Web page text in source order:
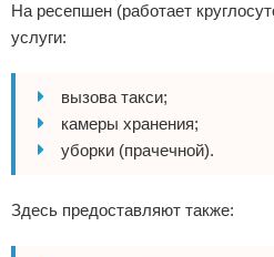
На ресепшен (работает
услуги:
вызова такси;
камеры хранения;
уборки (прачечной).
Здесь предоставляют также: